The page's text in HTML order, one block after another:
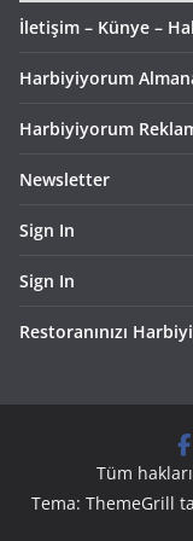
İletişim – Künye –
Harbiyiyorum
Harbiyiyorum
Newsletter
Sign In
Sign In
Restoranınızı
Tüm
Tema: ThemeGrill